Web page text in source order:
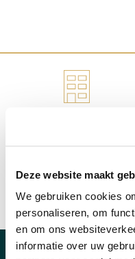
Deze website maakt
We gebruiken cookies
personaliseren, om
en om ons
informatie over uw
SNELLE REACTIE